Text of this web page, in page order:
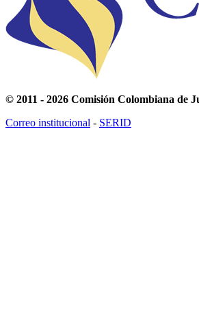
© 2011 - 2026 Comisión Colombiana de
Correo institucional - SERID